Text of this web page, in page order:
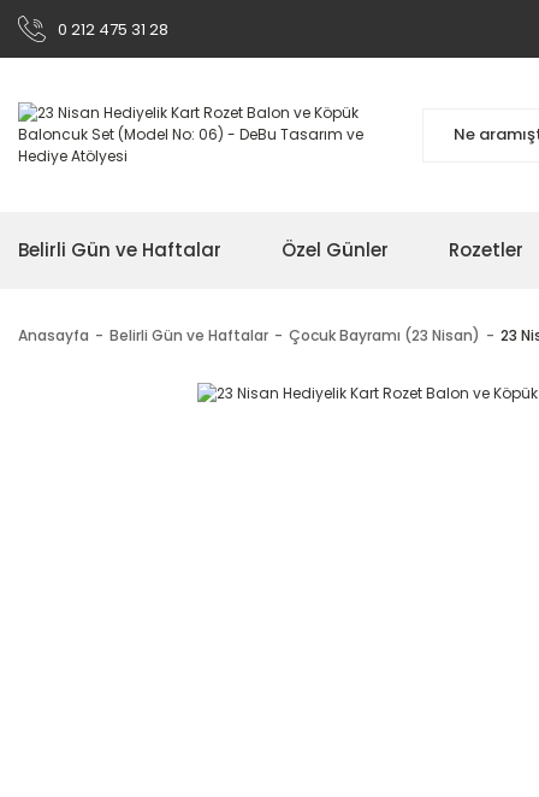
0 212 475 31 28
Belirli Gün ve Haftalar Özel Günler Rozetler
Anasayfa Belirli Gün ve Haftalar Çocuk Bayramı (23 Nisan) 23